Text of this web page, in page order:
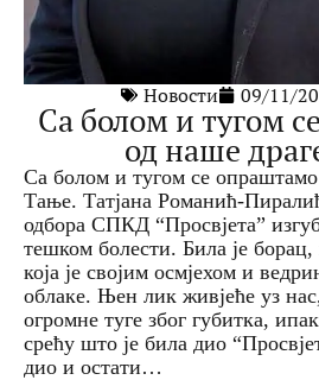
Новости 09/11/
Са болом и тугом
од наше
Са болом и тугом се
Тање. Татјана Романић-
одбора СПКД “Просвјета”
тешком болести. Била је
која је својим осмјехом и
облаке. Њен лик живјеће уз
огромне туге због губитка,
срећу што је била дио
дио и остати…